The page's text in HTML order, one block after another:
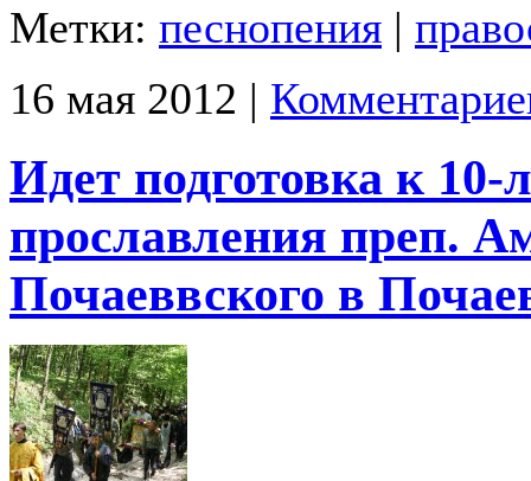
Метки: песнопения |
16 мая 2012 |
Идет подготовка к 10-
прославления преп.
Почаеввского в